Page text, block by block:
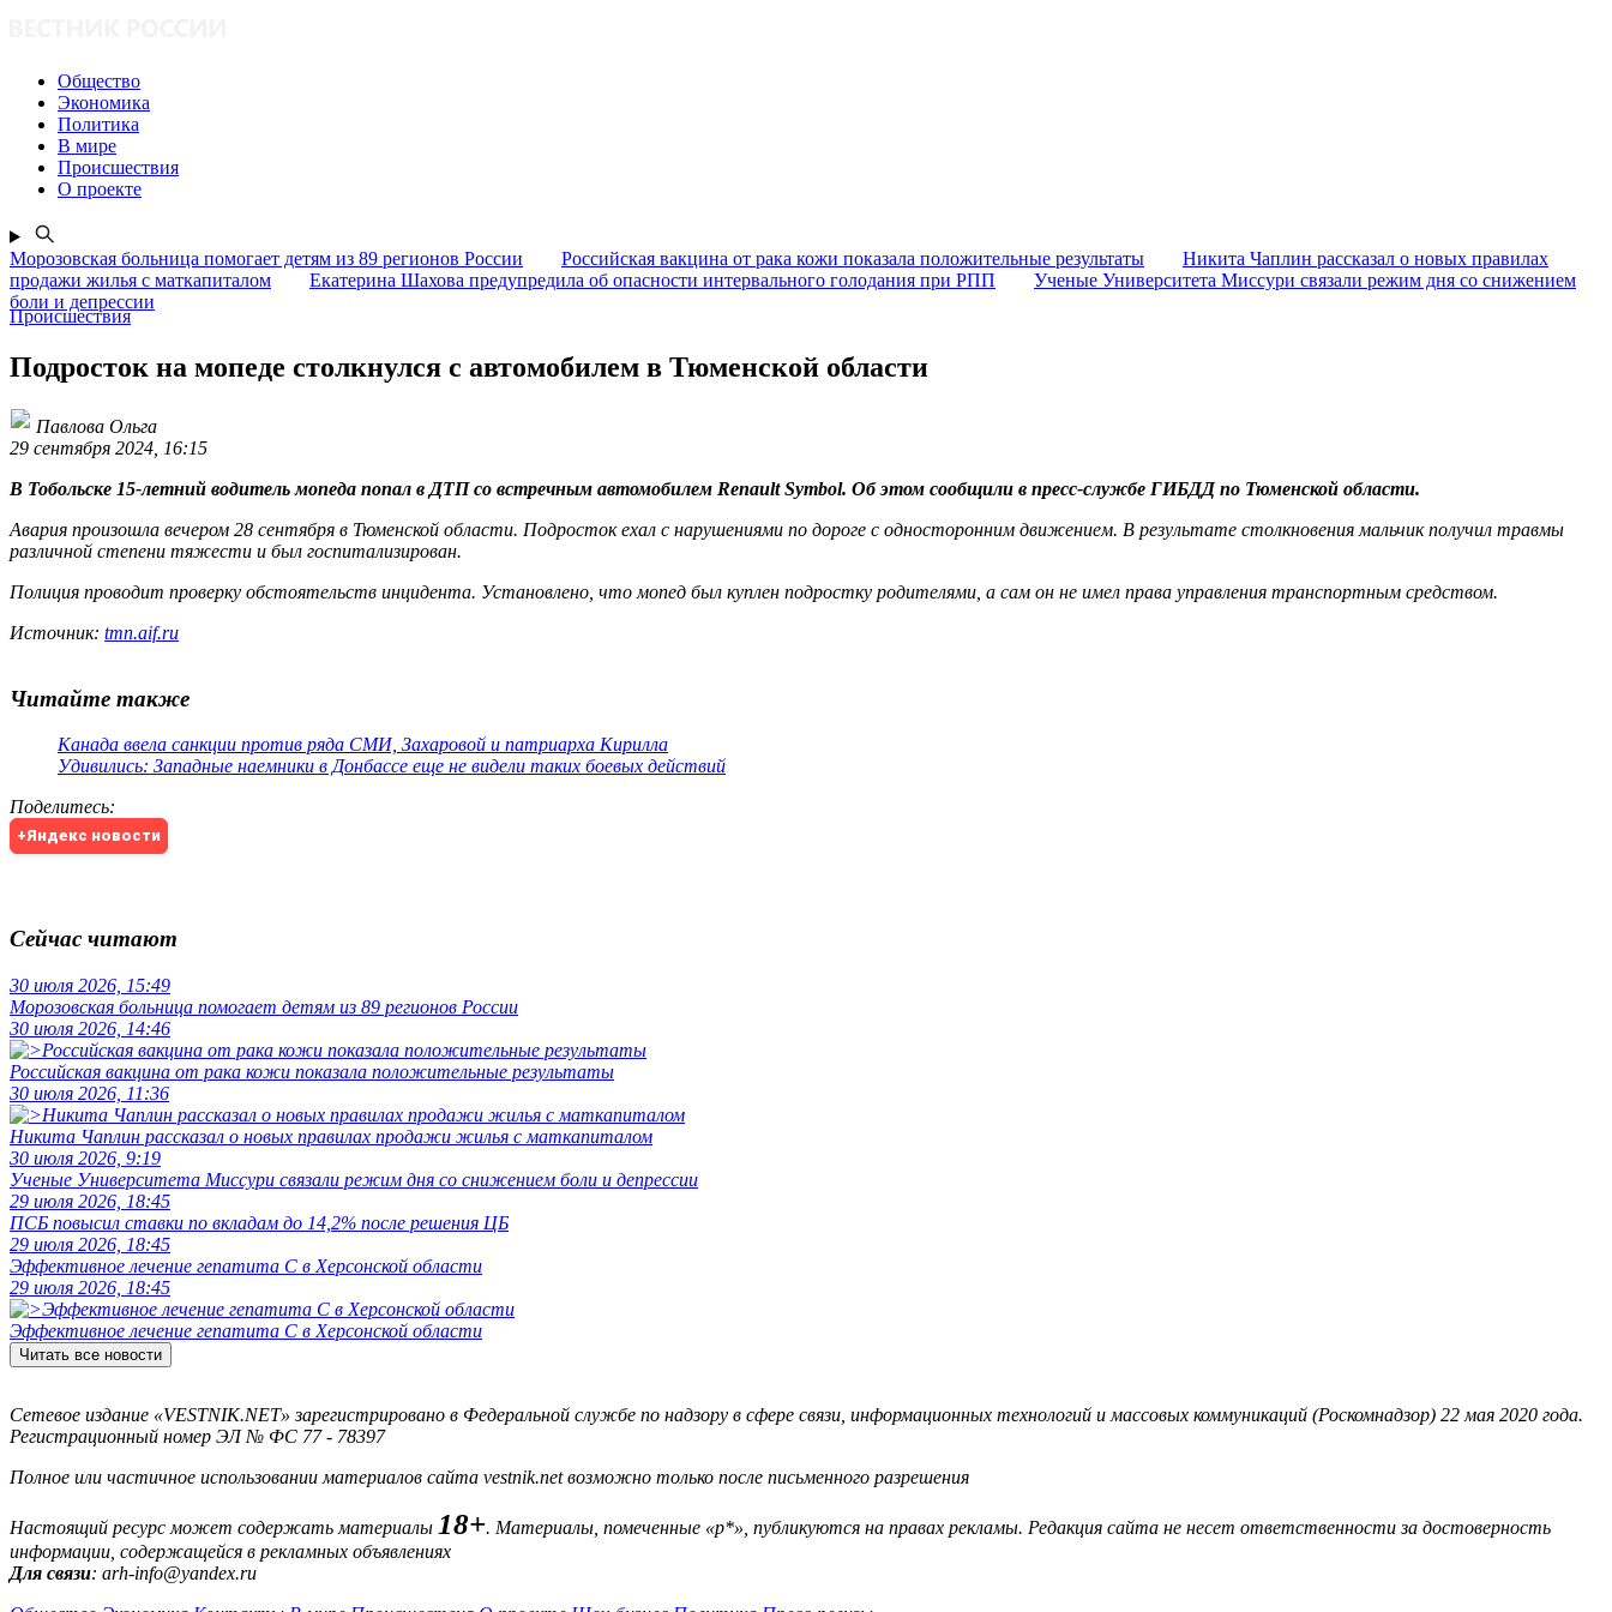
Общество
Экономика
Политика
В мире
Происшествия
О проекте
Морозовская больница помогает детям из 89 регионов России Российская вакцина от рака кожи показала положительные результаты
Никита Чаплин рассказал о новых правилах
продажи жилья с маткапиталом
Екатерина Шахова предупредила об опасности интервального голодания при РПП
Ученые Университета Миссури связали режим дня со снижением
боли и депрессии
Происшествия
Подросток на мопеде столкнулся с автомобилем в Тюменской области
Павлова Ольга
29 сентября 2024, 16:15
В Тобольске 15-летний водитель мопеда попал в ДТП со встречным автомобилем Renault Symbol. Об этом сообщили в пресс-службе ГИБДД по Тюменской области.
Авария произошла вечером 28 сентября в Тюменской области. Подросток ехал с нарушениями по дороге с односторонним движением. В результате столкновения мальчик получил травмы
различной степени тяжести и был госпитализирован.
Полиция проводит проверку обстоятельств инцидента. Установлено, что мопед был куплен подростку родителями, а сам он не имел права управления транспортным средством.
Источник: tmn.aif.ru
Читайте также
Канада ввела санкции против ряда СМИ, Захаровой и патриарха Кирилла
Удивились: Западные наемники в Донбассе еще не видели таких боевых действий
Поделитесь:
+Яндекс новости
Сейчас читают
30 июля 2026, 15:49
Морозовская больница помогает детям из 89 регионов России
30 июля 2026, 14:46
Российская вакцина от рака кожи показала положительные результаты
30 июля 2026, 11:36
Никита Чаплин рассказал о новых правилах продажи жилья с маткапиталом
30 июля 2026, 9:19
Ученые Университета Миссури связали режим дня со снижением боли и депрессии
29 июля 2026, 18:45
ПСБ повысил ставки по вкладам до 14,2% после решения ЦБ
29 июля 2026, 18:45
Эффективное лечение гепатита C в Херсонской области
29 июля 2026, 18:45
Эффективное лечение гепатита C в Херсонской области
Читать все новости
Сетевое издание «VESTNIK.NET» зарегистрировано в Федеральной службе по надзору в сфере связи, информационных технологий и массовых коммуникаций (Роскомнадзор) 22 мая 2020 года.
Регистрационный номер ЭЛ № ФС 77 - 78397
Полное или частичное использовании материалов сайта vestnik.net возможно только после письменного разрешения
Настоящий ресурс может содержать материалы 18+. Материалы, помеченные «р*», публикуются на правах рекламы. Редакция сайта не несет ответственности за достоверность
информации, содержащейся в рекламных объявлениях
Для связи: arh-info@yandex.ru